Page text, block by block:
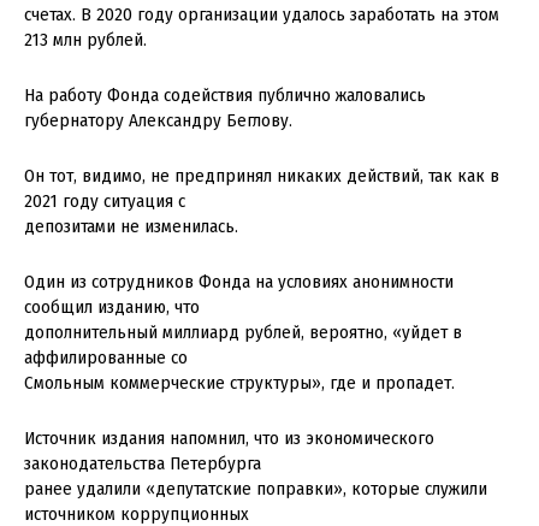
счетах. В 2020 году организации удалось заработать на этом
213 млн рублей.
На работу Фонда содействия публично жаловались
губернатору Александру Беглову.
Он тот, видимо, не предпринял никаких действий, так как в
2021 году ситуация с
депозитами не изменилась.
Один из сотрудников Фонда на условиях анонимности
сообщил изданию, что
дополнительный миллиард рублей, вероятно, «уйдет в
аффилированные со
Смольным коммерческие структуры», где и пропадет.
Источник издания напомнил, что из экономического
законодательства Петербурга
ранее удалили «депутатские поправки», которые служили
источником коррупционных